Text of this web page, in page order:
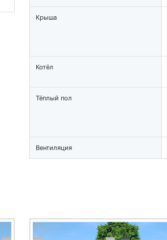
Крыша
Котёл
Тёплый пол
Вентиляция